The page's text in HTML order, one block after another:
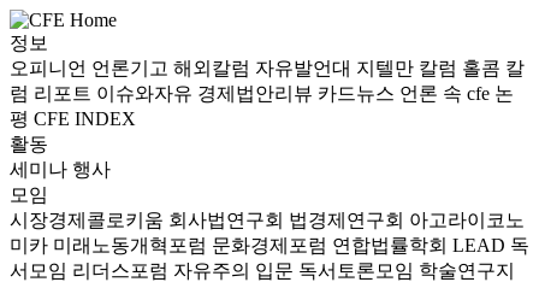
정보
오피니언 언론기고 해외칼럼 자유발언대 지텔만 칼럼 홀콤 칼
럼 리포트 이슈와자유 경제법안리뷰 카드뉴스 언론 속 cfe 논
평 CFE INDEX
활동
세미나 행사
모임
시장경제콜로키움 회사법연구회 법경제연구회 아고라이코노
미카 미래노동개혁포럼 문화경제포럼 연합법률학회 LEAD 독
서모임 리더스포럼 자유주의 입문 독서토론모임 학술연구지